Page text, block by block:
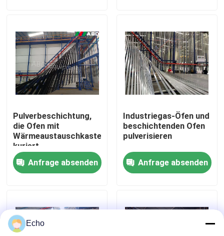
Über uns
Fabrik-Ausflug
Treten Sie mit uns in Verbindung
Fordern Sie ein Zitat
Vertikale Pulver-Beschichtungs-Linie
Pulverbeschichtung,
die Ofen mit
Wärmeaustauschkasten
kuriert
Anfrage absenden
Industriegas-Öfen und
beschichtenden Ofen
pulverisieren
Anfrage absenden
Echo